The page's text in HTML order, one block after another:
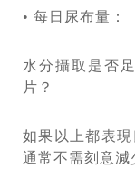
• 每日尿布量：
水分攝取是否
片？
如果以上都表
通常不需刻意減